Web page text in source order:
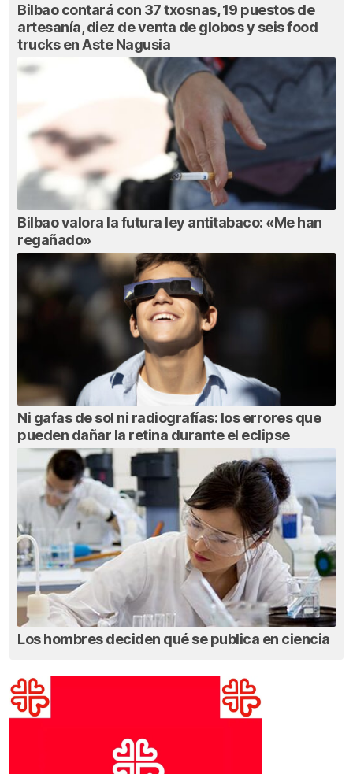
Bilbao contará con 37 txosnas, 19 puestos de
artesanía, diez de venta de globos y seis food
trucks en Aste Nagusia
Bilbao valora la futura ley antitabaco: «Me han
regañado»
Ni gafas de sol ni radiografías: los errores que
pueden dañar la retina durante el eclipse
Los hombres deciden qué se publica en ciencia